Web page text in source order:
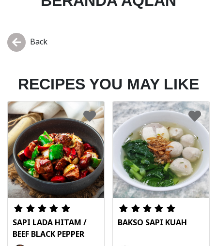
Back
RECIPES YOU MAY LIKE
SAPI LADA HITAM /
BEEF BLACK PEPPER
BAKSO SAPI KUAH